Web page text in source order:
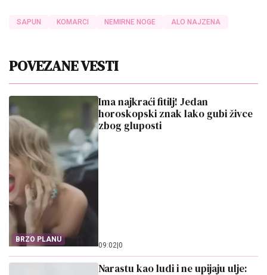
SAPUN KOMARCI NEMIRNE NOGE ALO NAJZENA
POVEZANE VESTI
BRZO PLANU
Ima najkraći fitilj! Jedan
horoskopski znak lako gubi živce
zbog gluposti
09:02 0
Narastu kao ludi i ne upijaju ulje: